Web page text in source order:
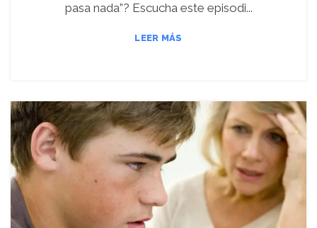
pasa nada”? Escucha este episodi...
LEER MÁS